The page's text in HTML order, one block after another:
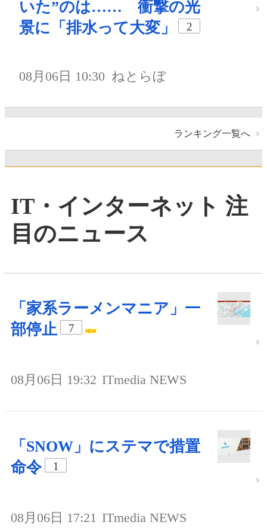
いた”のは…… 衝撃の光
景に「排水って大変」
2
08月06日 10:30 ねとらぼ
ランキング一覧へ
IT・インターネット 注
目のニュース
「家系ラーメンマニア」一
部停止
7
08月06日 19:32 ITmedia NEWS
「SNOW」にステマで措置
命令
1
08月06日 17:21 ITmedia NEWS